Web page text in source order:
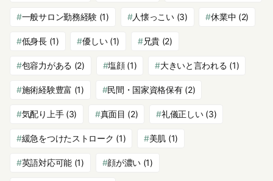
一般サロン勤務経験 (1) 人懐っこい(3) 休業中 (2)
低身長(1) 優しい(1) 兄貴(2)
包容力がある (2) 塩顔(1) 大きいと言われる (1)
施術経験豊富 (1) 民間・国家資格保有(2)
気配り上手(3) 真面目 (2) 礼儀正しい(3)
緩急をつけたストローク (1) 美肌 (1)
英語対応可能(1) 顔が濃い (1)